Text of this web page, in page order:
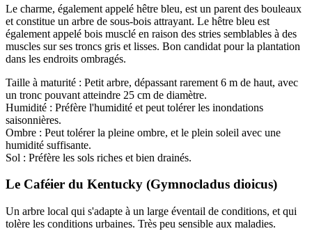
Le charme, également appelé hêtre bleu, est un parent des bouleaux
et constitue un arbre de sous-bois attrayant. Le hêtre bleu est
également appelé bois musclé en raison des stries semblables à des
muscles sur ses troncs gris et lisses. Bon candidat pour la plantation
dans les endroits ombragés.
Taille à maturité : Petit arbre, dépassant rarement 6 m de haut, avec
un tronc pouvant atteindre 25 cm de diamètre.
Humidité : Préfère l'humidité et peut tolérer les inondations
saisonnières.
Ombre : Peut tolérer la pleine ombre, et le plein soleil avec une
humidité suffisante.
Sol : Préfère les sols riches et bien drainés.
Le Caféier du Kentucky (Gymnocladus dioicus)
Un arbre local qui s'adapte à un large éventail de conditions, et qui
tolère les conditions urbaines. Très peu sensible aux maladies.